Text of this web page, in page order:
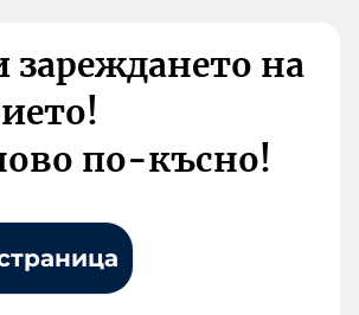
на
по-късно!